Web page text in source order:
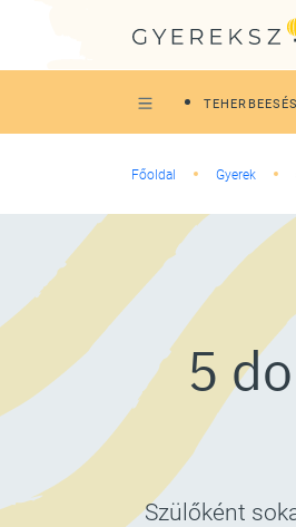
TEHERBEESÉS
Főoldal Gyerek
5
Szülőként